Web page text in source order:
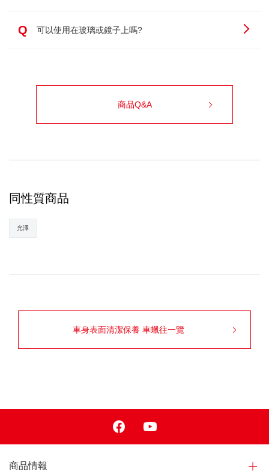
Q 可以使用在玻璃或鏡子上嗎?
商品Q&A
同性質商品
光澤
車身表面清潔保養 車蠟往一覽
商品情報